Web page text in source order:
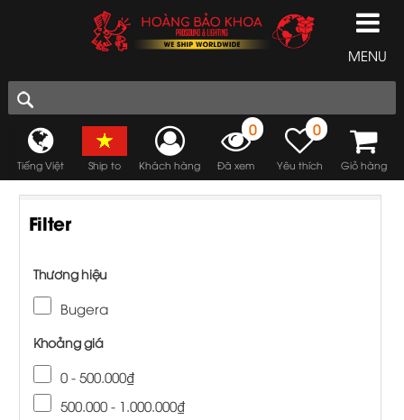
MENU
Tiếng Việt Ship to Khách hàng
0
Đã xem
0
Yêu thích Giỏ hàng
Filter
Thương hiệu
Bugera
Khoảng giá
0 - 500.000₫
500.000 - 1.000.000₫